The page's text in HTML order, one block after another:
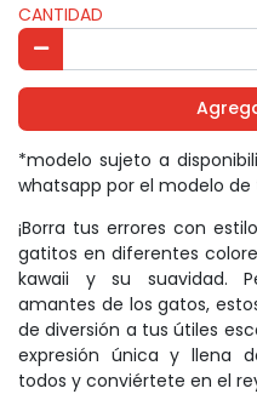
CANTIDAD
*modelo sujeto a
whatsapp por el modelo
¡Borra tus errores con
gatitos en diferentes
kawaii y su suavidad.
amantes de los gatos,
de diversión a tus útiles
expresión única y llena
todos y conviértete en el